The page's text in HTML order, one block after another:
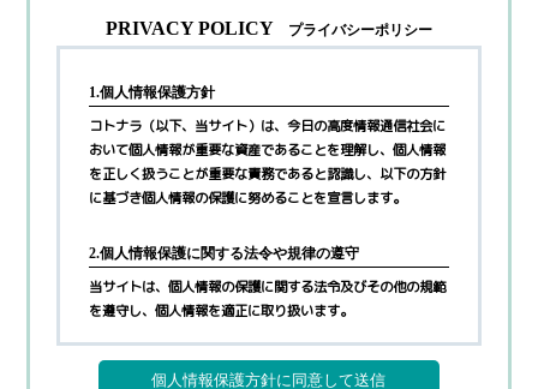
PRIVACY POLICY プライバシーポリシー
1.個人情報保護方針
コトナラ（以下、当サイト）は、今日の高度情報通信社会に
おいて個人情報が重要な資産であることを理解し、個人情報
を正しく扱うことが重要な責務であると認識し、以下の方針
に基づき個人情報の保護に努めることを宣言します。
2.個人情報保護に関する法令や規律の遵守
当サイトは、個人情報の保護に関する法令及びその他の規範
を遵守し、個人情報を適正に取り扱います。
3.個人情報の取得